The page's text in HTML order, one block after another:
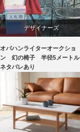
デザイナーズ
マーケティング
家具
椅子
オバハンライターオークショ
ン 幻の椅子 半径5メートル
ネタバレあり